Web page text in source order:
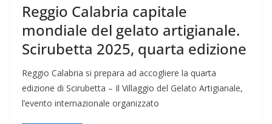
Reggio Calabria capitale
mondiale del gelato artigianale.
Scirubetta 2025, quarta edizione
Reggio Calabria si prepara ad accogliere la quarta
edizione di Scirubetta – Il Villaggio del Gelato Artigianale,
l’evento internazionale organizzato